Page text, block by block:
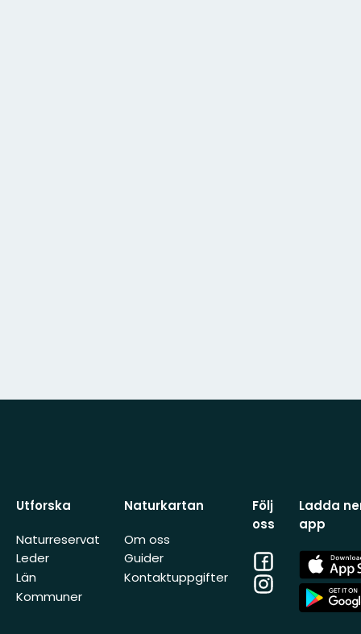
Utforska
Naturreservat
Leder
Län
Kommuner
Naturkartan
Om oss
Guider
Kontaktuppgifter
Följ
oss
Facebook
Instagram
Ladda
app
App
Store
App
Store